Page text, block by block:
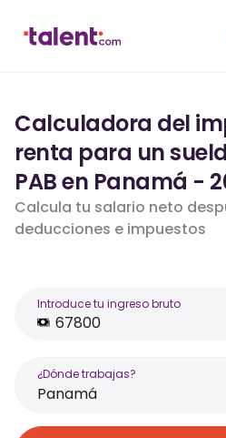
Calculadora del
renta para un
PAB en Panamá -
Calcula tu salario neto
deducciones e impuestos
Introduce tu ingreso bruto
¿Dónde trabajas?
Panamá